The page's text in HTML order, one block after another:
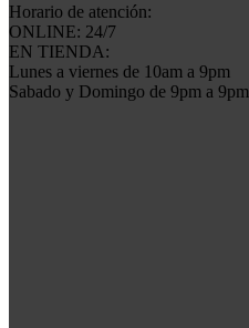
Horario de atención:
ONLINE: 24/7
EN TIENDA:
Lunes a viernes de 10am a 9pm
Sabado y Domingo de 9pm a 9pm